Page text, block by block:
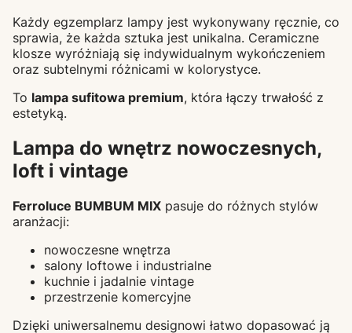
Każdy egzemplarz lampy jest wykonywany ręcznie, co
sprawia, że każda sztuka jest unikalna. Ceramiczne
klosze wyróżniają się indywidualnym wykończeniem
oraz subtelnymi różnicami w kolorystyce.
To lampa sufitowa premium, która łączy trwałość z
estetyką.
Lampa do wnętrz nowoczesnych,
loft i vintage
Ferroluce BUMBUM MIX pasuje do różnych stylów
aranżacji:
nowoczesne wnętrza
salony loftowe i industrialne
kuchnie i jadalnie vintage
przestrzenie komercyjne
Dzięki uniwersalnemu designowi łatwo dopasować ją